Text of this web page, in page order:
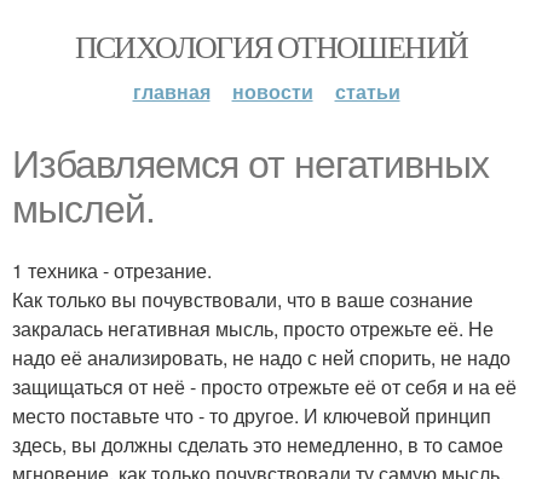
ПСИХОЛОГИЯ ОТНОШЕНИЙ
главная новости статьи
Избавляемся от негативных
мыслей.
1 техника - отрезание.
Как только вы почувствовали, что в ваше сознание
закралась негативная мысль, просто отрежьте её. Не
надо её анализировать, не надо с ней спорить, не надо
защищаться от неё - просто отрежьте её от себя и на её
место поставьте что - то другое. И ключевой принцип
здесь, вы должны сделать это немедленно, в то самое